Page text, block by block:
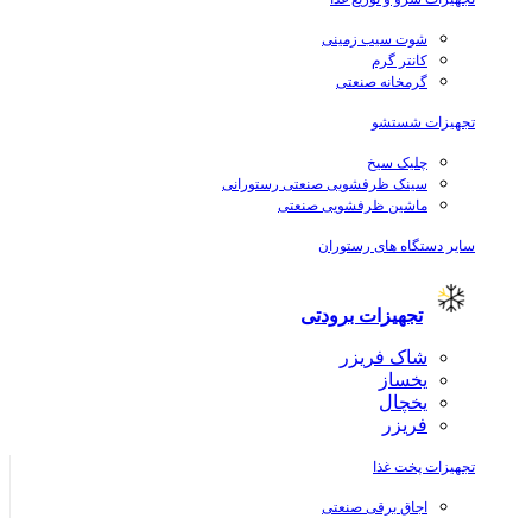
شوت سیب زمینی
کانتر گرم
گرمخانه صنعتی
تجهیزات شستشو
چلیک سیخ
سینک ظرفشویی صنعتی رستورانی
ماشین ظرفشویی صنعتی
سایر دستگاه های رستوران
تجهیزات برودتی
شاک فریزر
یخساز
یخچال
فریزر
تجهیزات پخت غذا
اجاق برقی صنعتی